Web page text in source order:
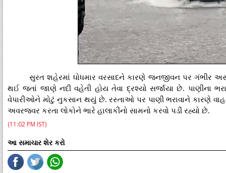
સુરત શહેરમાં ધોધમાર વરસાદને કારણે જનજીવન પર ગંભીર
થઈ જતાં જાણે નદી વહેતી હોય તેવા દ્રશ્યો સર્જાયા છે. પાણીના
વેપારીઓને મોટું નુકસાન થયું છે. રસ્તાઓ પર પાણી ભરાવાને કારણે
અવરજવર કરતા લોકોને ભારે હાલાકીનો સામનો કરવો પડી રહ્યો છે.
(11:02 PM IST)
આ સમાચાર શેર કરો